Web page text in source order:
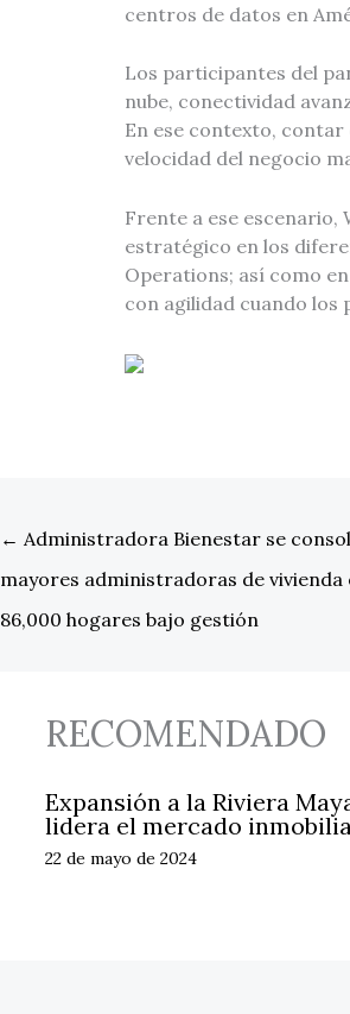
centros de datos en
Los participantes del
nube, conectividad
En ese contexto, contar
velocidad del negocio
Frente a ese
estratégico en los
Operations; así como
con agilidad cuando los
← Administradora Bienestar se
mayores administradoras de vivienda
86,000 hogares bajo gestión
RECOMENDADO
Expansión a la Riviera
lidera el mercado
22 de mayo de 2024